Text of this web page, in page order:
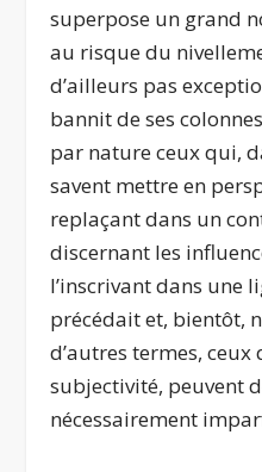
superpose un grand
au risque du
d’ailleurs pas
bannit de ses
par nature ceux qui,
savent mettre en
replaçant dans un
discernant les
l’inscrivant dans une
précédait et, bientôt,
d’autres termes,
subjectivité, peuvent
nécessairement